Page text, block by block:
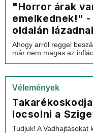
"Horror árak
emelkednek!" -
oldalán
Ahogy arról reggel
már nem magas az
Vélemények
locsolni a
Tudjuk! A Vadhajtásokat